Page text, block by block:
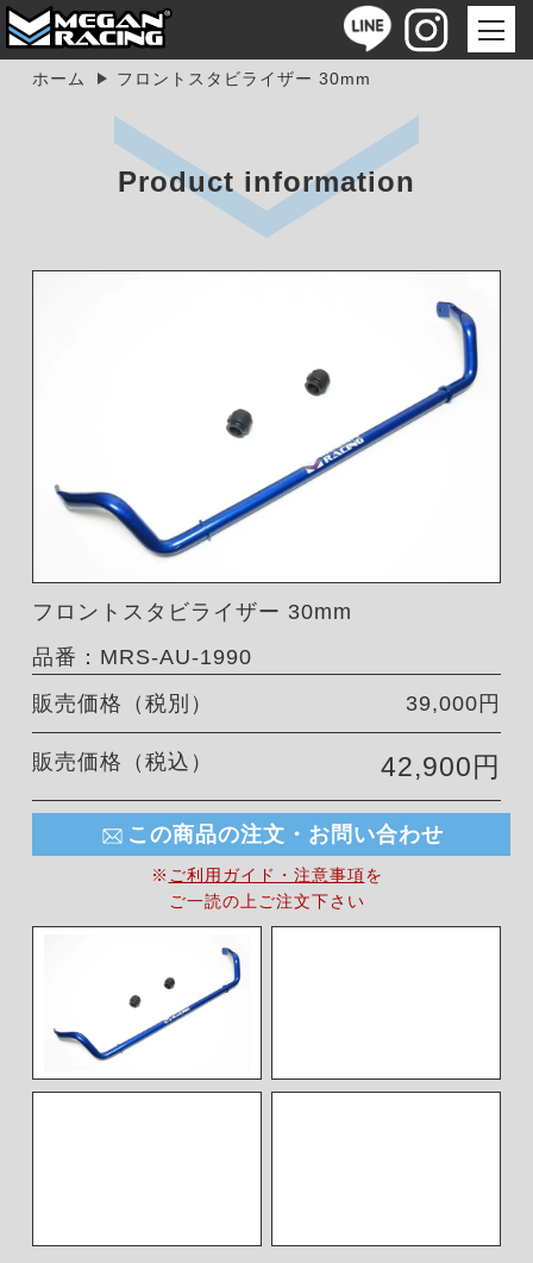
ホーム フロントスタビライザー 30mm
Product information
フロントスタビライザー 30mm
品番：MRS-AU-1990
販売価格（税別）
39,000円
販売価格（税込） 42,900円
この商品の注文・お問い合わせ
※ ご利用ガイド・注意事項を
ご一読の上ご注文下さい